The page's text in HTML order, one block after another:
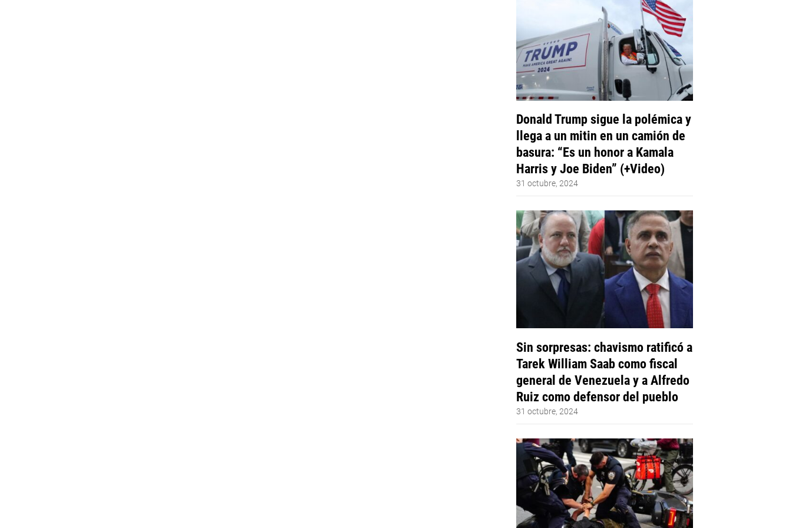
Donald Trump sigue la polémica y
llega a un mitin en un camión de
basura: “Es un honor a Kamala
Harris y Joe Biden” (+Video)
31 octubre, 2024
Sin sorpresas: chavismo ratificó a
Tarek William Saab como fiscal
general de Venezuela y a Alfredo
Ruiz como defensor del pueblo
31 octubre, 2024